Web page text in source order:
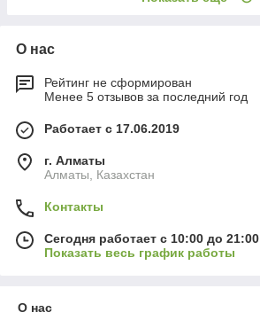
О нас
Рейтинг не сформирован
Менее 5 отзывов за последний год
Работает с 17.06.2019
г. Алматы
Алматы, Казахстан
Контакты
Сегодня работает с 10:00 до 21:00
Показать весь график работы
О нас